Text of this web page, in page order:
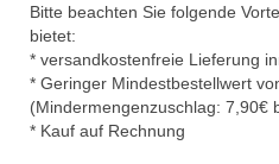
Bitte beachten Sie folgende
bietet:
* versandkostenfreie Lieferung
* Geringer Mindestbestellwert
(Mindermengenzuschlag: 7,90€
* Kauf auf Rechnung